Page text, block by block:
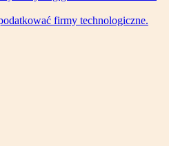
firmy technologiczne.